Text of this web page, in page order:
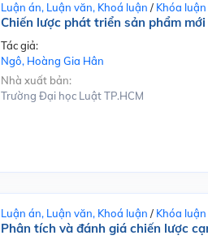
Luận án, Luận văn, Khoá luận / Khóa
Chiến lược phát triển sản phẩm
Tác giả:
Ngô, Hoàng Gia Hân
Nhà xuất bản:
Trường Đại học Luật TP.HCM
Luận án, Luận văn, Khoá luận / Khóa
Phân tích và đánh giá chiến lược